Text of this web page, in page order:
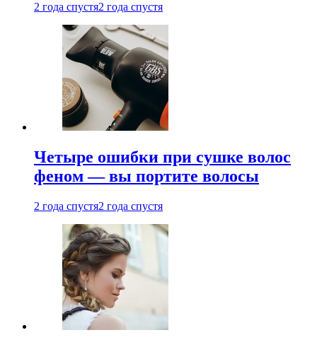
2 года спустя2 года спустя
Четыре ошибки при сушке волос
феном — вы портите волосы
2 года спустя2 года спустя